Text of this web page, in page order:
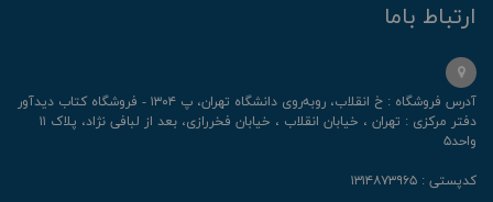
ارتباط باما
آدرس فروشگاه : خ انقلاب، رو‌به‌روی دانشگاه تهران، پ ۱۳۰۴ - فروشگاه کتاب دیدآور
دفتر مرکزی : تهران ، خیابان انقلاب ، خیابان فخررازی، بعد از لبافی نژاد، پلاک ۱۱
واحد۵
کدپستی : ۱۳۱۴۸۷۳۹۶۵